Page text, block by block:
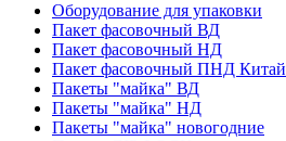
Оборудование для упаковки
Пакет фасовочный ВД
Пакет фасовочный НД
Пакет фасовочный ПНД Китай
Пакеты "майка" ВД
Пакеты "майка" НД
Пакеты "майка" новогодние